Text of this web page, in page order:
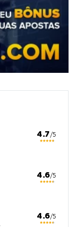
4.7/5
4.6/5
4.6/5